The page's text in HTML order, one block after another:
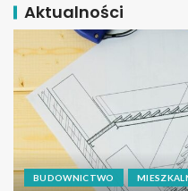
Aktualności
BUDOWNICTWO